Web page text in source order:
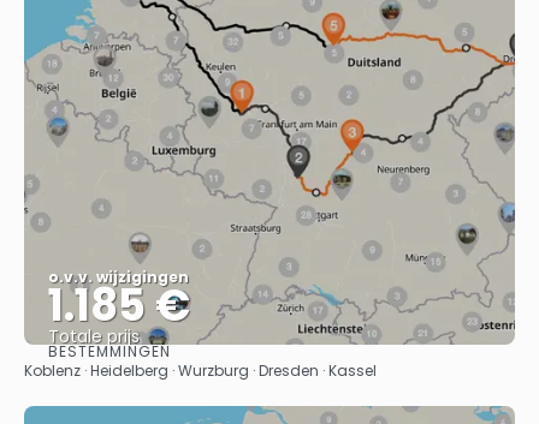
o.v.v. wijzigingen
1.185 €
Totale prijs
Bekijk
BESTEMMINGEN
Koblenz · Heidelberg · Wurzburg · Dresden · Kassel